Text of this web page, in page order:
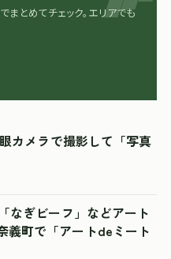
まとめてチェック。エリアでも
カメラで撮影して「写真
なぎビーフ」などアート
町で「アートdeミート